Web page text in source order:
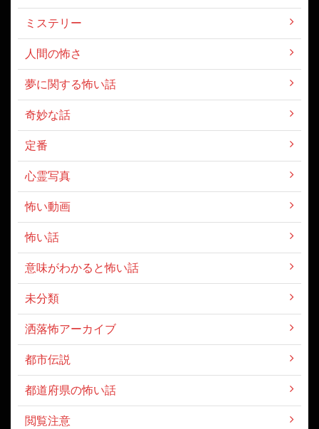
ミステリー
人間の怖さ
夢に関する怖い話
奇妙な話
定番
心霊写真
怖い動画
怖い話
意味がわかると怖い話
未分類
洒落怖アーカイブ
都市伝説
都道府県の怖い話
閲覧注意